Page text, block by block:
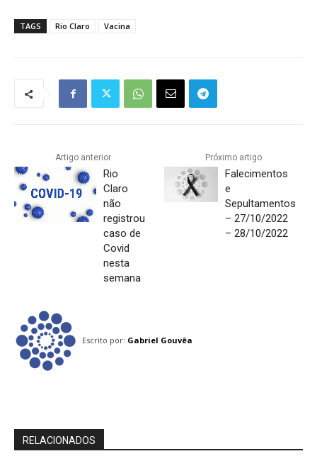
TAGS Rio Claro Vacina
Artigo anterior
Rio
Claro
não
registrou
caso de
Covid
nesta
semana
Próximo artigo
Falecimentos
e
Sepultamentos
– 27/10/2022
– 28/10/2022
Escrito por: Gabriel Gouvêa
RELACIONADOS